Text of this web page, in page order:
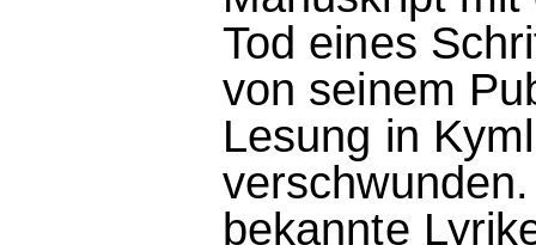
Tod eines
von seinem
Lesung in
bekannte